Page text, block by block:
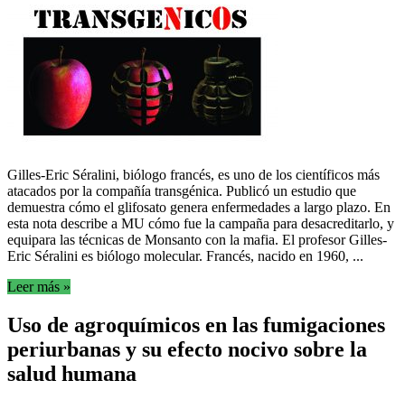
Gilles-Eric Séralini, biólogo francés, es uno de los científicos más
atacados por la compañía transgénica. Publicó un estudio que
demuestra cómo el glifosato genera enfermedades a largo plazo. En
esta nota describe a MU cómo fue la campaña para desacreditarlo, y
equipara las técnicas de Monsanto con la mafia. El profesor Gilles-
Eric Séralini es biólogo molecular. Francés, nacido en 1960, ...
Leer más »
Uso de agroquímicos en las fumigaciones
periurbanas y su efecto nocivo sobre la
salud humana